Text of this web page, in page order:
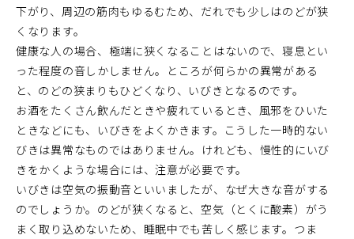
下がり、周辺の筋肉もゆるむため、だれでも少しはのどが狭
くなります。
健康な人の場合、極端に狭くなることはないので、寝息とい
った程度の音しかしません。ところが何らかの異常がある
と、のどの狭まりもひどくなり、いびきとなるのです。
お酒をたくさん飲んだときや疲れているとき、風邪をひいた
ときなどにも、いびきをよくかきます。こうした一時的ない
びきは異常なものではありません。けれども、慢性的にいび
きをかくような場合には、注意が必要です。
いびきは空気の振動音といいましたが、なぜ大きな音がする
のでしょうか。のどが狭くなると、空気（とくに酸素）がう
まく取り込めないため、睡眠中でも苦しく感じます。つま